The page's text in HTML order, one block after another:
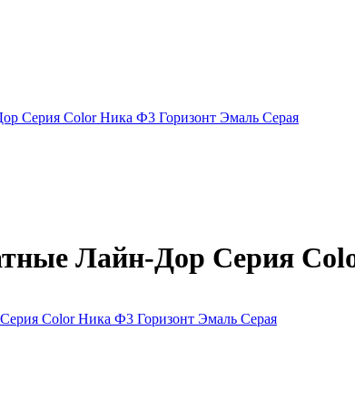
Серия Color Ника Ф3 Горизонт Эмаль Серая
Лайн-Дор Серия